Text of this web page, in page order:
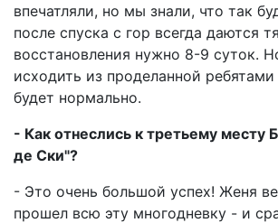
впечатляли, но мы знали, что так
после спуска с гор всегда даются
восстановления нужно 8-9 суток.
исходить из проделанной
будет нормально.
- Как отнеслись к третьему месту
де Ски"?
- Это очень большой успех! Женя
прошел всю эту многодневку - и